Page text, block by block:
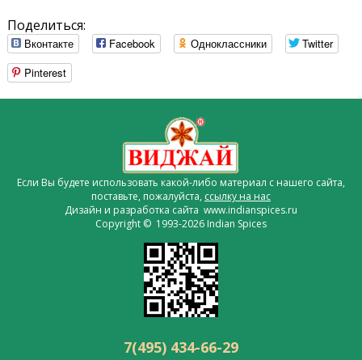
Поделиться:
Вконтакте Facebook Одноклассники
Twitter
Pinterest
Если Вы будете использовать какой-либо материал с нашего сайта,
поставьте, пожалуйста, ссылку на нас
Дизайн и разработка сайта www.indianspices.ru
Copyright © 1993-2026 Indian Spices
7(495) 434-66-29